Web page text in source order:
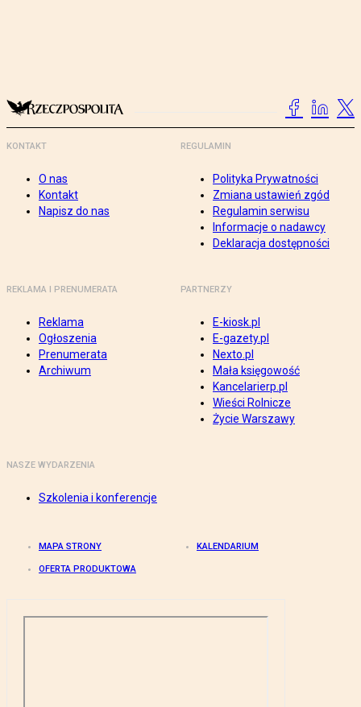
KONTAKT
O nas
Kontakt
Napisz do nas
REGULAMIN
Polityka Prywatności
Zmiana ustawień zgód
Regulamin serwisu
Informacje o nadawcy
Deklaracja dostępności
REKLAMA I PRENUMERATA
Reklama
Ogłoszenia
Prenumerata
Archiwum
PARTNERZY
E-kiosk.pl
E-gazety.pl
Nexto.pl
Mała księgowość
Kancelarierp.pl
Wieści Rolnicze
Życie Warszawy
NASZE WYDARZENIA
Szkolenia i konferencje
MAPA STRONY KALENDARIUM
OFERTA PRODUKTOWA